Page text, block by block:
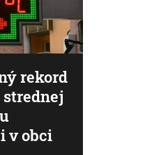
rekord
v obci